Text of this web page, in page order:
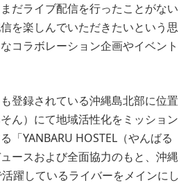
だライブ配信を行ったことがない
を楽しんでいただきたいという思
コラボレーション企画やイベント
登録されている沖縄島北部に位置
ん）にて地域活性化をミッション
「YANBARU HOSTEL（やんばる
ースおよび全面協力のもと、沖縄
躍しているライバーをメインにし